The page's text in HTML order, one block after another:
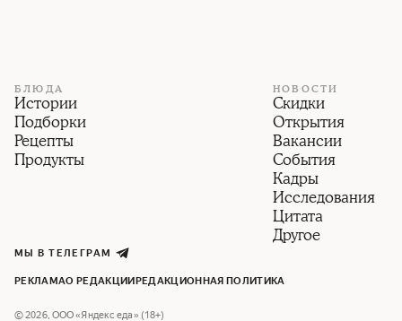
БЛЮДА
Истории
Подборки
Рецепты
Продукты
НОВОСТИ
Скидки
Открытия
Вакансии
События
Кадры
Исследования
Цитата
Другое
МЫ В ТЕЛЕГРАМ
РЕКЛАМАО РЕДАКЦИИРЕДАКЦИОННАЯ ПОЛИТИКА
©2026, ООО «Яндекс еда» (18+)